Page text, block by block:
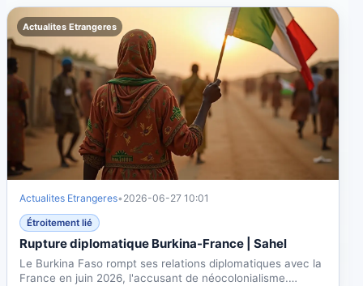
Actualites Etrangeres
Actualites Etrangeres• 2026-06-27 10:01
Étroitement lié
Rupture diplomatique Burkina-France | Sahel
Le Burkina Faso rompt ses relations diplomatiques avec la
France en juin 2026, l'accusant de néocolonialisme.